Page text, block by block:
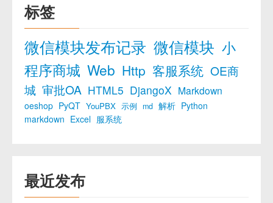
标签
微信模块发布记录 微信模块 小
程序商城 Web Http 客服系统 OE商
城 审批OA HTML5 DjangoX Markdown
oeshop PyQT YouPBX 示例 md 解析 Python
markdown Excel 服系统
最近发布